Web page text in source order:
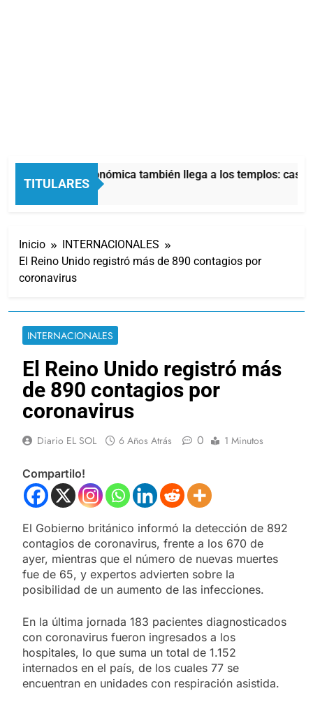
TITULARES
La crisis económica también llega a los templos: casi
8 Horas Atrás
Inicio
INTERNACIONALES
El Reino Unido registró más de 890 contagios por
coronavirus
INTERNACIONALES
El Reino Unido registró más
de 890 contagios por
coronavirus
Diario EL SOL 6 Años Atrás 0 1 Minutos
Compartilo!
El Gobierno británico informó la detección de 892
contagios de coronavirus, frente a los 670 de
ayer, mientras que el número de nuevas muertes
fue de 65, y expertos advierten sobre la
posibilidad de un aumento de las infecciones.
En la última jornada 183 pacientes diagnosticados
con coronavirus fueron ingresados a los
hospitales, lo que suma un total de 1.152
internados en el país, de los cuales 77 se
encuentran en unidades con respiración asistida.